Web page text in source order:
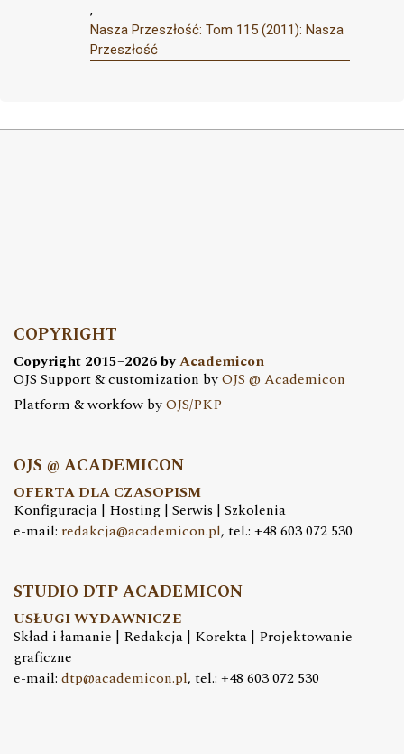
,
Nasza Przeszłość: Tom 115 (2011): Nasza
Przeszłość
COPYRIGHT
Copyright 2015–2026 byAcademicon
OJS Support & customization byOJS @ Academicon
Platform & workfow byOJS/PKP
OJS @ ACADEMICON
OFERTA DLA CZASOPISM
Konfiguracja | Hosting | Serwis | Szkolenia
e-mail: redakcja@academicon.pl, tel.: +48 603 072 530
STUDIO DTP ACADEMICON
USŁUGI WYDAWNICZE
Skład i łamanie | Redakcja | Korekta | Projektowanie
graficzne
e-mail: dtp@academicon.pl, tel.: +48 603 072 530